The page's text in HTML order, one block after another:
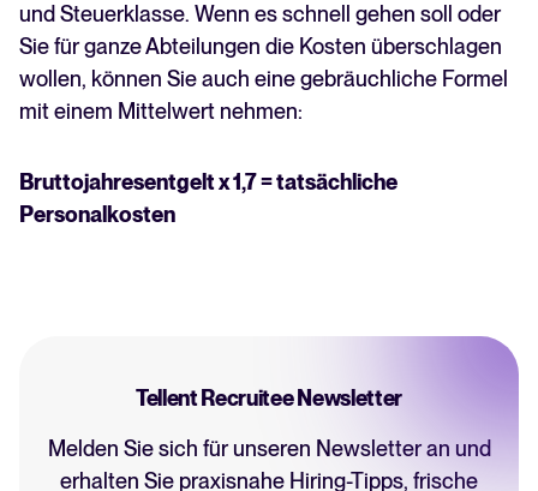
und Steuerklasse. Wenn es schnell gehen soll oder
Sie für ganze Abteilungen die Kosten überschlagen
wollen, können Sie auch eine gebräuchliche Formel
mit einem Mittelwert nehmen:
Bruttojahresentgelt x 1,7 = tatsächliche
Personalkosten
Tellent Recruitee Newsletter
Melden Sie sich für unseren Newsletter an und
erhalten Sie praxisnahe Hiring-Tipps, frische